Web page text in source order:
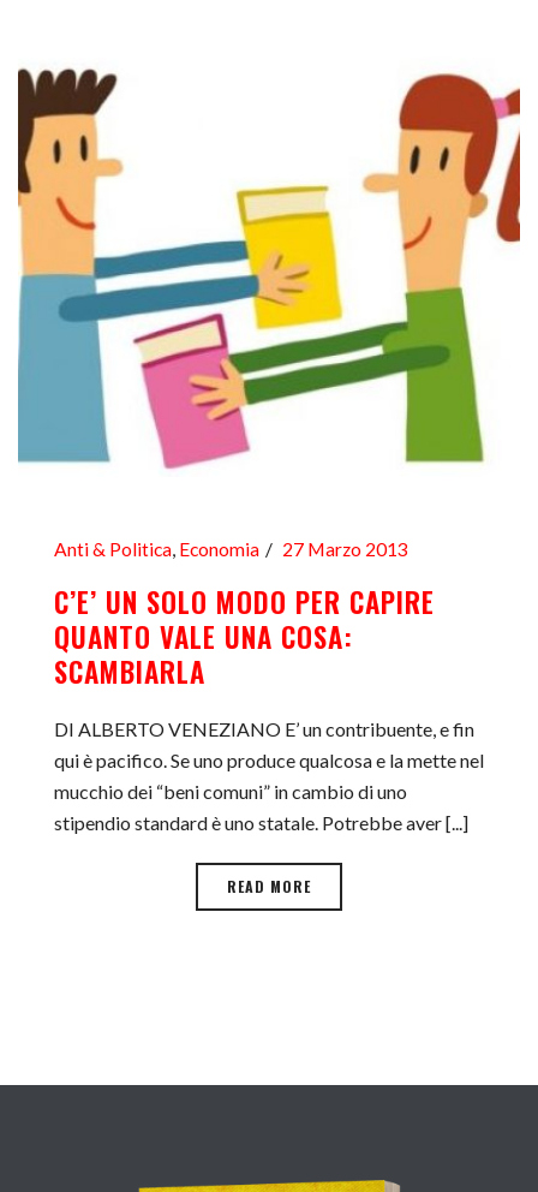
Anti & Politica, Economia 27 Marzo 2013
C’E’ UN SOLO MODO PER CAPIRE
QUANTO VALE UNA COSA:
SCAMBIARLA
DI ALBERTO VENEZIANO E’ un contribuente, e fin
qui è pacifico. Se uno produce qualcosa e la mette nel
mucchio dei “beni comuni” in cambio di uno
stipendio standard è uno statale. Potrebbe aver [...]
READ MORE